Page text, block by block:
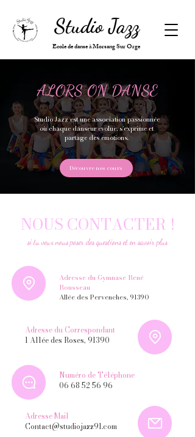
Studio Jazz
Ecole de danse à Morsang Sur Orge
ALORS ON DANSE
Studio Jazz est une association passionnée
où chaque danseur évolue, s'exprime et
partage des émotions.
Découvre nos cours
NOUS CONTACTER !
si tu veux nous poser des questions et en savoir plus
Adresse du Gymnase René
Rousseau
Allée des Pervenches, 91390
Adresse du Correspondant
1 Allée des Roses, 91390
Numéro de Téléphone
06 68 52 56 96
Adresse Mail
Contact@studiojazz91.com